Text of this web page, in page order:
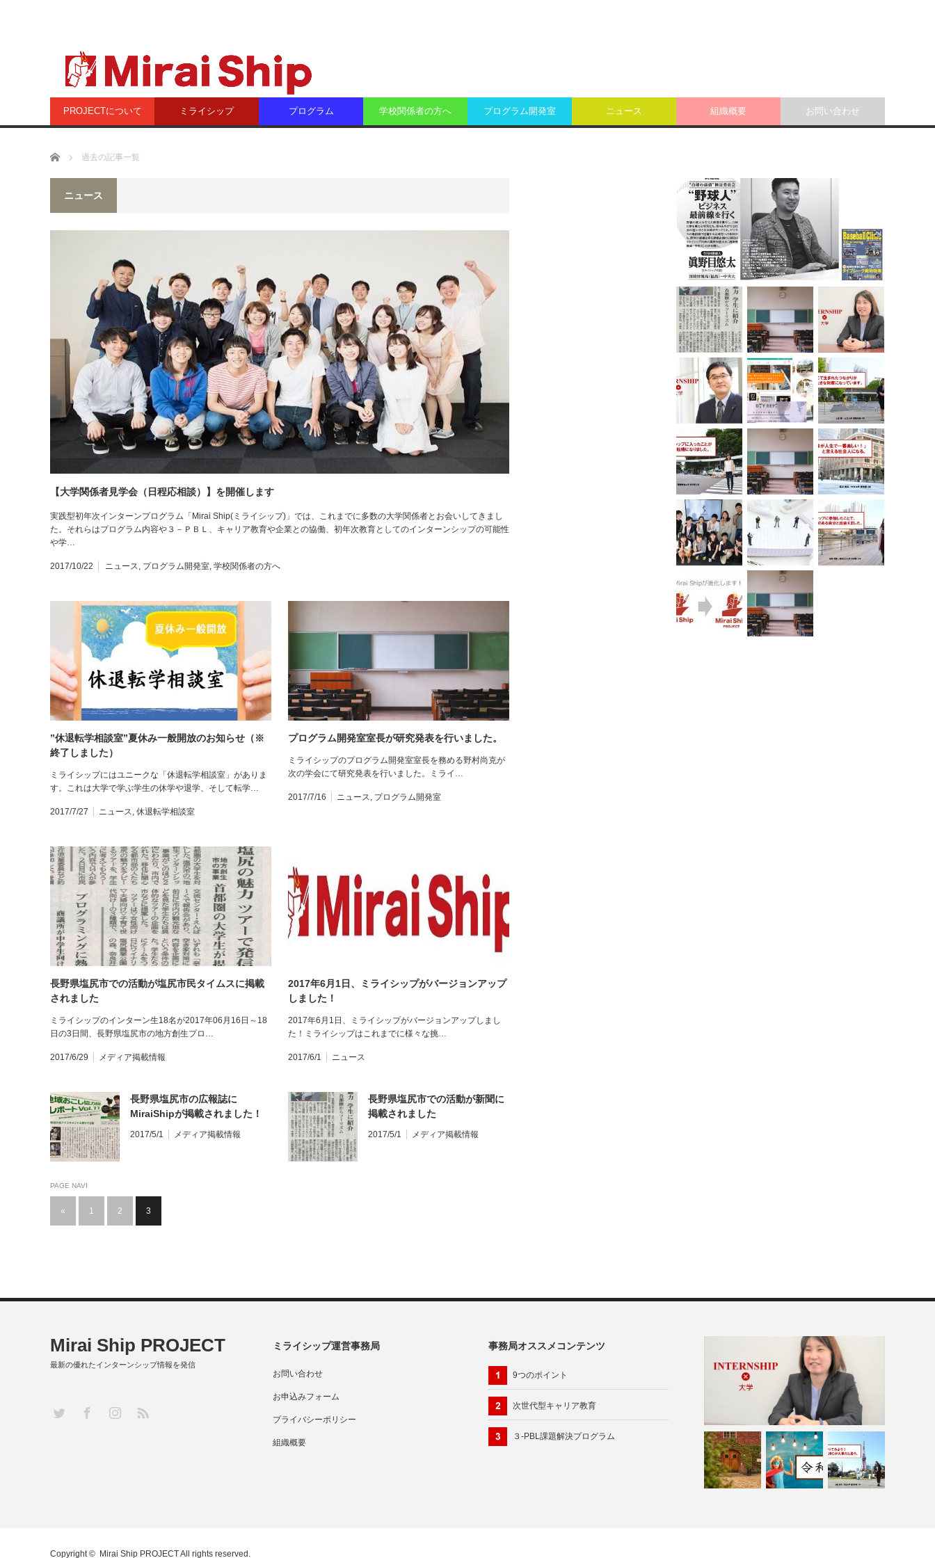
PROJECTについて ミライシップ プログラム 学校関係者の方へ プログラム開発室 ニュース 組織概要 お問い合わせ
ホーム 過去の記事一覧
ニュース
【大学関係者見学会（日程応相談）】を開催します
実践型初年次インターンプログラム「Mirai Ship(ミライシップ)」では、これまでに多数の大学関係者とお会いしてきまし
た。それらはプログラム内容や３－ＰＢＬ、キャリア教育や企業との協働、初年次教育としてのインターンシップの可能性
や学…
2017/10/22 ニュース, プログラム開発室, 学校関係者の方へ
”休退転学相談室”夏休み一般開放のお知らせ（※
終了しました）
ミライシップにはユニークな「休退転学相談室」がありま
す。これは大学で学ぶ学生の休学や退学、そして転学…
2017/7/27 ニュース, 休退転学相談室
プログラム開発室室長が研究発表を行いました。
ミライシップのプログラム開発室室長を務める野村尚克が
次の学会にて研究発表を行いました。ミライ…
2017/7/16 ニュース, プログラム開発室
長野県塩尻市での活動が塩尻市民タイムスに掲載
されました
ミライシップのインターン生18名が2017年06月16日～18
日の3日間、長野県塩尻市の地方創生プロ…
2017/6/29 メディア掲載情報
2017年6月1日、ミライシップがバージョンアップ
しました！
2017年6月1日、ミライシップがバージョンアップしまし
た！ミライシップはこれまでに様々な挑…
2017/6/1 ニュース
長野県塩尻市の広報誌に
MiraiShipが掲載されました！
2017/5/1 メディア掲載情報
長野県塩尻市での活動が新聞に
掲載されました
2017/5/1 メディア掲載情報
PAGE NAVI
« 1 2 3
ミライシップ運営事務局
お問い合わせ
お申込みフォーム
プライバシーポリシー
組織概要
事務局オススメコンテンツ
9つのポイント
次世代型キャリア教育
３-PBL課題解決プログラム
Mirai Ship PROJECT
最新の優れたインターンシップ情報を発信
Twitter FacebookInstagram
RSS
Copyright © Mirai Ship PROJECTAll rights reserved.